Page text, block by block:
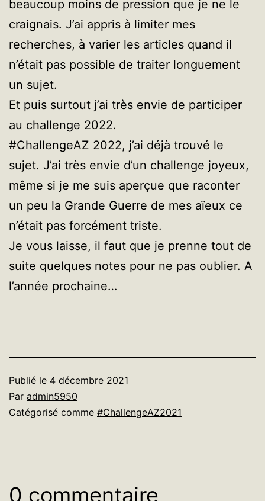
beaucoup moins de pression que je ne le
craignais. J’ai appris à limiter mes
recherches, à varier les articles quand il
n’était pas possible de traiter longuement
un sujet.
Et puis surtout j’ai très envie de participer
au challenge 2022.
#ChallengeAZ 2022, j’ai déjà trouvé le
sujet. J’ai très envie d’un challenge joyeux,
même si je me suis aperçue que raconter
un peu la Grande Guerre de mes aïeux ce
n’était pas forcément triste.
Je vous laisse, il faut que je prenne tout de
suite quelques notes pour ne pas oublier. A
l’année prochaine…
Publié le 4 décembre 2021
Par admin5950
Catégorisé comme #ChallengeAZ2021
0 commentaire